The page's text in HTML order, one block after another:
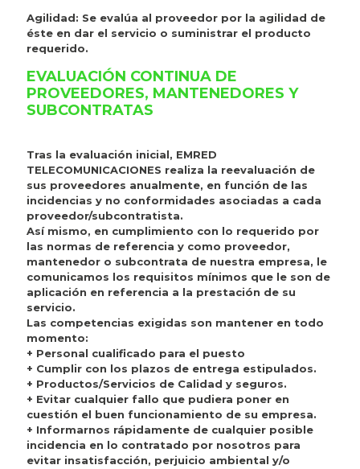
Agilidad: Se evalúa al proveedor por la agilidad de
éste en dar el servicio o suministrar el producto
requerido.
EVALUACIÓN CONTINUA DE
PROVEEDORES, MANTENEDORES Y
SUBCONTRATAS
Tras la evaluación inicial, EMRED
TELECOMUNICACIONES realiza la reevaluación de
sus proveedores anualmente, en función de las
incidencias y no conformidades asociadas a cada
proveedor/subcontratista.
Así mismo, en cumplimiento con lo requerido por
las normas de referencia y como proveedor,
mantenedor o subcontrata de nuestra empresa, le
comunicamos los requisitos mínimos que le son de
aplicación en referencia a la prestación de su
servicio.
Las competencias exigidas son mantener en todo
momento:
+ Personal cualificado para el puesto
+ Cumplir con los plazos de entrega estipulados.
+ Productos/Servicios de Calidad y seguros.
+ Evitar cualquier fallo que pudiera poner en
cuestión el buen funcionamiento de su empresa.
+ Informarnos rápidamente de cualquier posible
incidencia en lo contratado por nosotros para
evitar insatisfacción, perjuicio ambiental y/o